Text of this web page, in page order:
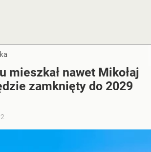
mieszkał nawet Mikołaj
zamknięty do 2029